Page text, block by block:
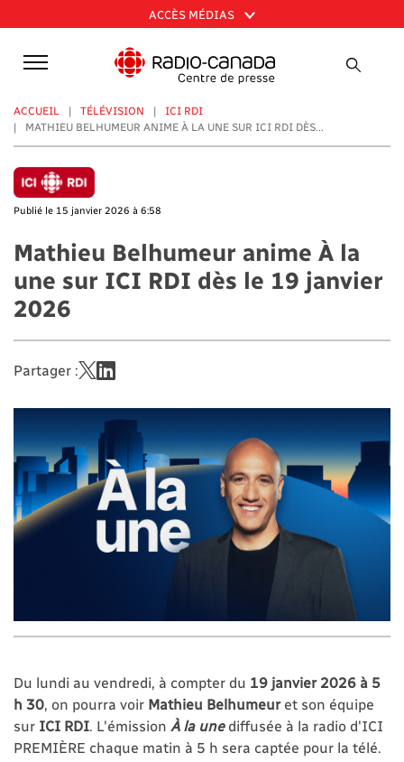
au
contenu
principal
ACCÈS MÉDIAS
ACCUEIL TÉLÉVISION
ICI RDI
MATHIEU BELHUMEUR ANIME À LA UNE SUR ICI RDI DÈS...
Publié le 15 janvier 2026 à 6:58
Mathieu Belhumeur anime À la
une sur ICI RDI dès le 19 janvier
2026
Partager :
Du lundi au vendredi, à compter du 19 janvier 2026 à 5
h 30 , on pourra voir Mathieu Belhumeuret son équipe
sur ICI RDI . L'émission À la une diffusée à la radio d'ICI
PREMIÈRE chaque matin à 5 h sera captée pour la télé.